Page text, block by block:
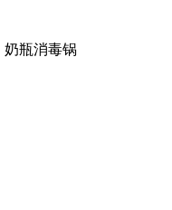
奶瓶消毒锅